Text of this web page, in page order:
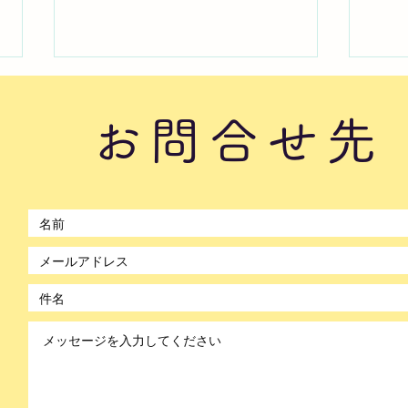
2026年8月5日水曜日「のぼ
かんDAYセミナー⑥」
#1759
か
©2021 by のぼかん。Wix.com で作成されました。
お問合せ先